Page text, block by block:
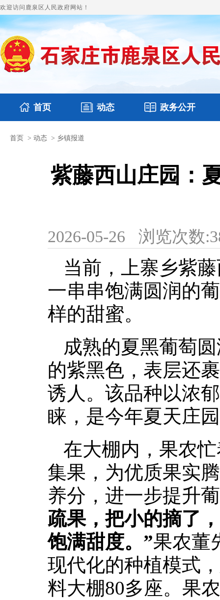
欢迎访问鹿泉区人民政府网站！
首页 动态
国务要闻
政务公开
本区文件
首页 > 动态 > 乡镇报道
紫藤西山庄园：
2026-05-26 浏览次数:
当前，上寨乡紫
一串串饱满圆润的
样的甜蜜。
成熟的夏黑葡萄
的紫黑色，表层还
诱人。该品种以浓
睐，是今年夏天庄
在大棚内，果农
集果，为优质果实
养分，进一步提升
疏果，把小的摘了
饱满甜度。”果农董
现代化的种植模式
料大棚80多座。果